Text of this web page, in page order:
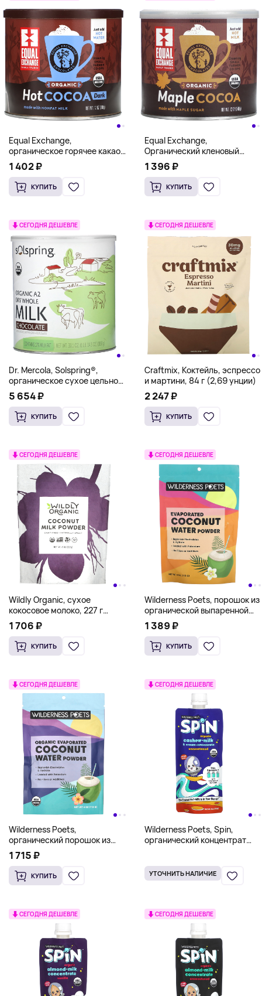
Equal Exchange,
органическое горячее какао,
темное, 340 г (12 унций)
1 402 ₽
КУПИТЬ
Equal Exchange,
Органический кленовый
какао, 340 г (12 унций)
1 396 ₽
КУПИТЬ
СЕГОДНЯ ДЕШЕВЛЕ
Dr. Mercola, Solspring®,
органическое сухое цельное
молоко А2, шоколад, 858 г
(30,1 унции)
5 654 ₽
КУПИТЬ
СЕГОДНЯ ДЕШЕВЛЕ
Craftmix, Коктейль, эспрессо
и мартини, 84 г (2,69 унции)
2 247 ₽
КУПИТЬ
СЕГОДНЯ ДЕШЕВЛЕ
Wildly Organic, сухое
кокосовое молоко, 227 г
(8 унций)
1 706 ₽
КУПИТЬ
СЕГОДНЯ ДЕШЕВЛЕ
Wilderness Poets, порошок из
органической выпаренной
кокосовой воды, 113 г
(4 унций)
1 389 ₽
КУПИТЬ
СЕГОДНЯ ДЕШЕВЛЕ
Wilderness Poets,
органический порошок из
выпаренной кокосовой воды,
113 г (4 унции)
1 715 ₽
КУПИТЬ
СЕГОДНЯ ДЕШЕВЛЕ
Wilderness Poets, Spin,
органический концентрат
УТОЧНИТЬ НАЛИЧИЕ
СЕГОДНЯ ДЕШЕВЛЕ СЕГОДНЯ ДЕШЕВЛЕ